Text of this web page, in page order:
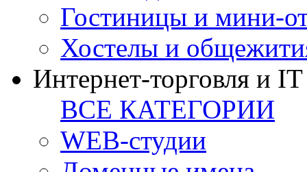
Гостиницы и мини-
Хостелы и
Интернет-торговля и IT
ВСЕ КАТЕГОРИИ
WEB-студии